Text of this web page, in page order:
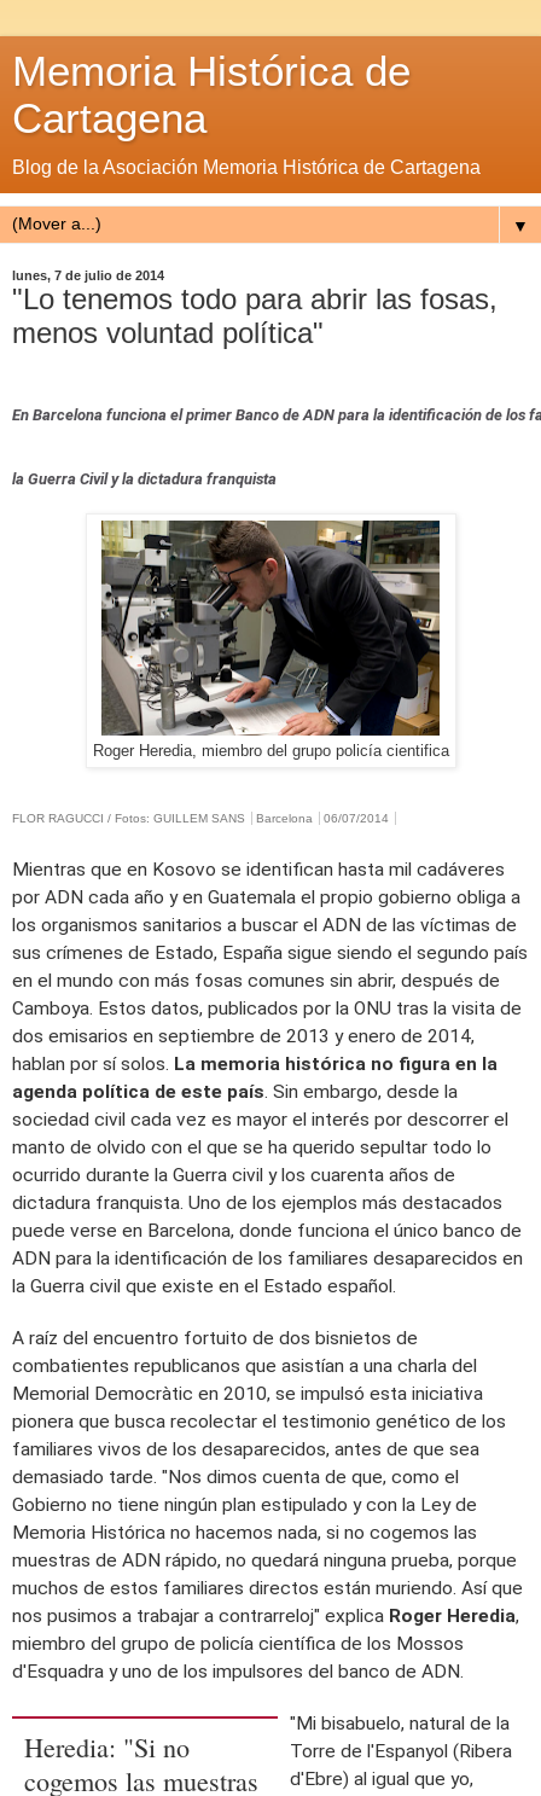
Memoria Histórica de
Cartagena
Blog de la Asociación Memoria Histórica de Cartagena
▼
lunes, 7 de julio de 2014
"Lo tenemos todo para abrir las fosas,
menos voluntad política"
En Barcelona funciona el primer Banco de ADN para la identificación de los
la Guerra Civil y la dictadura franquista
Roger Heredia, miembro del grupo policía cientifica
FLOR RAGUCCI / Fotos: GUILLEM SANS Barcelona 06/07/2014
Mientras que en Kosovo se identifican hasta mil cadáveres
por ADN cada año y en Guatemala el propio gobierno obliga a
los organismos sanitarios a buscar el ADN de las víctimas de
sus crímenes de Estado, España sigue siendo el segundo país
en el mundo con más fosas comunes sin abrir, después de
Camboya. Estos datos, publicados por la ONU tras la visita de
dos emisarios en septiembre de 2013 y enero de 2014,
hablan por sí solos. La memoria histórica no figura en la
agenda política de este país. Sin embargo, desde la
sociedad civil cada vez es mayor el interés por descorrer el
manto de olvido con el que se ha querido sepultar todo lo
ocurrido durante la Guerra civil y los cuarenta años de
dictadura franquista. Uno de los ejemplos más destacados
puede verse en Barcelona, donde funciona el único banco de
ADN para la identificación de los familiares desaparecidos en
la Guerra civil que existe en el Estado español.
A raíz del encuentro fortuito de dos bisnietos de
combatientes republicanos que asistían a una charla del
Memorial Democràtic en 2010, se impulsó esta iniciativa
pionera que busca recolectar el testimonio genético de los
familiares vivos de los desaparecidos, antes de que sea
demasiado tarde. "Nos dimos cuenta de que, como el
Gobierno no tiene ningún plan estipulado y con la Ley de
Memoria Histórica no hacemos nada, si no cogemos las
muestras de ADN rápido, no quedará ninguna prueba, porque
muchos de estos familiares directos están muriendo. Así que
nos pusimos a trabajar a contrarreloj" explica Roger Heredia,
miembro del grupo de policía científica de los Mossos
d'Esquadra y uno de los impulsores del banco de ADN.
Heredia: "Si no
cogemos las muestras
"Mi bisabuelo, natural de la
Torre de l'Espanyol (Ribera
d'Ebre) al igual que yo,